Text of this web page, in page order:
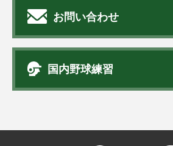
お問い合わせ
国内野球練習